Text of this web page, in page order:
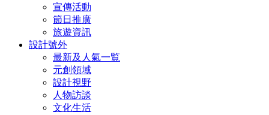
宣傳活動
節日推廣
旅遊資訊
設計號外
最新及人氣一覧
元創領域
設計視野
人物訪談
文化生活